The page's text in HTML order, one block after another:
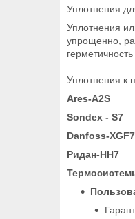
Уплотнения
Уплотнения
упрощенно,
Уплотнения к
Ares-A2S
Sondex - S7
Danfoss-XGF7
Ридан-HH7